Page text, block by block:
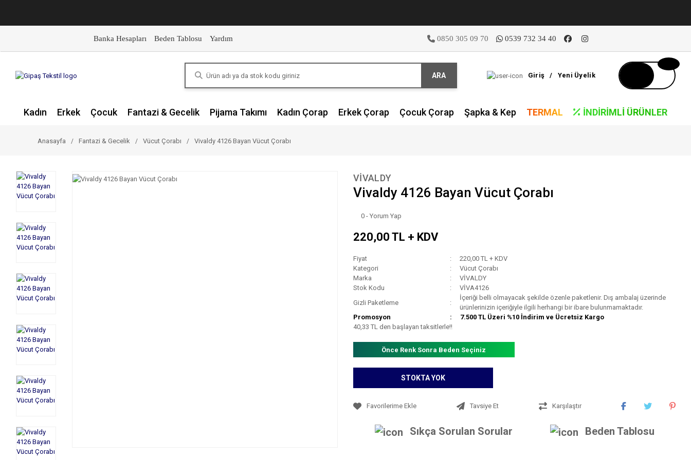
Banka Hesapları Beden Tablosu Yardım 0850 305 09 70 0539 732 34 40
ARA Giriş / Yeni Üyelik
Kadın Erkek Çocuk Fantazi & Gecelik Pijama Takımı Kadın Çorap Erkek Çorap Çocuk Çorap Şapka & Kep TERMAL İNDIRIMLI ÜRÜNLER
Anasayfa Fantazi & Gecelik Vücut Çorabı Vivaldy 4126 Bayan Vücut Çorabı
VİVALDY
Vivaldy 4126 Bayan Vücut Çorabı
0 - Yorum Yap
220,00 TL + KDV
Fiyat
220,00 TL + KDV
Kategori
Vücut Çorabı
Marka
VİVALDY
Stok Kodu
VİVA4126
Gizli Paketleme
İçeriği belli olmayacak şekilde özenle paketlenir. Dış ambalaj üzerinde
ürünlerinizin içeriğiyle ilgili herhangi bir ibare bulunmamaktadır.
Promosyon
7.500 TL Üzeri %10 İndirim ve Ücretsiz Kargo
40,33 TL den başlayan taksitlerle!!
Önce Renk Sonra Beden Seçiniz
STOKTA YOK
Tavsiye Et Karşılaştır
Sıkça Sorulan Sorular Beden Tablosu